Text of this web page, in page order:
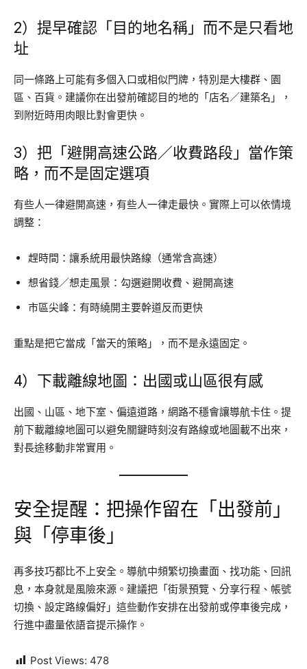
2）提早確認「目的地名稱」而不是只看地
址
同一條路上可能有多個入口或相似門牌，特別是大樓群、園
區、百貨。建議你在出發前確認目的地的「店名／建築名」，
到附近時用肉眼比對會更快。
3）把「避開高速公路／收費路段」當作策
略，而不是固定選項
有些人一律避開高速，有些人一律走最快。實際上可以依情境
調整：
趕時間：讓系統用最快路線（通常含高速）
想省錢／想走風景：勾選避開收費、避開高速
市區尖峰：有時繞開主要幹道反而更快
重點是把它當成「當天的策略」，而不是永遠固定。
4）下載離線地圖：出國或山區很有感
出國、山區、地下室、偏遠道路，網路不穩會讓導航卡住。提
前下載離線地圖可以避免關鍵時刻沒有路線或地圖載不出來，
對長途移動非常實用。
安全提醒：把操作留在「出發前」
與「停車後」
再多技巧都比不上安全。導航中頻繁切換畫面、找功能、回訊
息，本身就是風險來源。建議把「街景預覽、分享行程、帳號
切換、設定路線偏好」這些動作安排在出發前或停車後完成，
行進中盡量依語音提示操作。
Post Views: 478